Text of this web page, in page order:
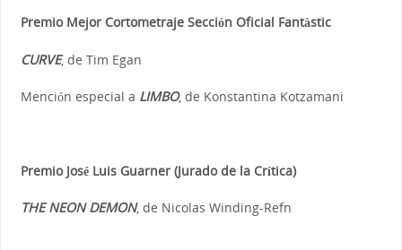
Premio Mejor Cortometraje Sección Oficial Fantàstic
CURVE, de Tim Egan
Mención especial a LIMBO, de Konstantina Kotzamani
Premio José Luis Guarner (Jurado de la Crítica)
THE NEON DEMON, de Nicolas Winding-Refn